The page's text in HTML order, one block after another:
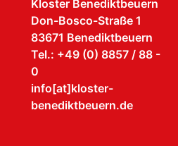
Kloster Benediktbeuern
Don-Bosco-Straße 1
83671 Benediktbeuern
Tel.: +49 (0) 8857 / 88 -
0
info[at]kloster-
benediktbeuern.de